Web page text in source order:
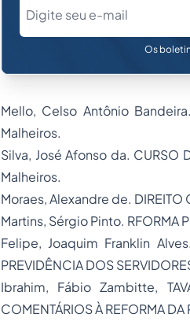
Os
Mello, Celso Antônio
Malheiros.
Silva, José Afonso da. CURSO
Malheiros.
Moraes, Alexandre de.
Martins, Sérgio Pinto. RFORMA
Felipe, Joaquim Franklin
PREVIDÊNCIA DOS
Ibrahim, Fábio Zambitte,
COMENTÁRIOS À REFORMA